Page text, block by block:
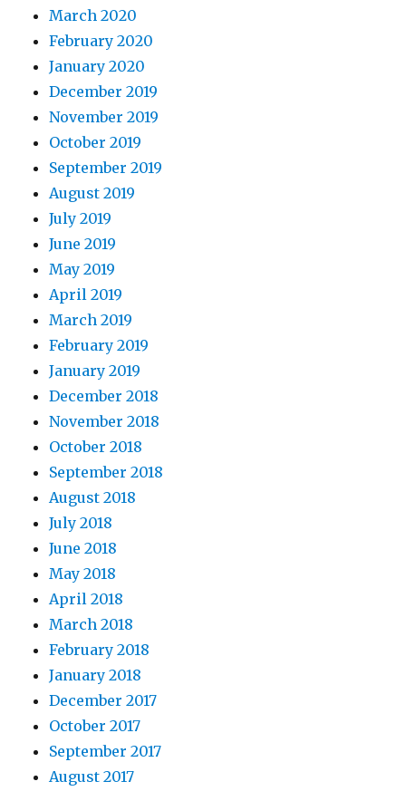
March 2020
February 2020
January 2020
December 2019
November 2019
October 2019
September 2019
August 2019
July 2019
June 2019
May 2019
April 2019
March 2019
February 2019
January 2019
December 2018
November 2018
October 2018
September 2018
August 2018
July 2018
June 2018
May 2018
April 2018
March 2018
February 2018
January 2018
December 2017
October 2017
September 2017
August 2017